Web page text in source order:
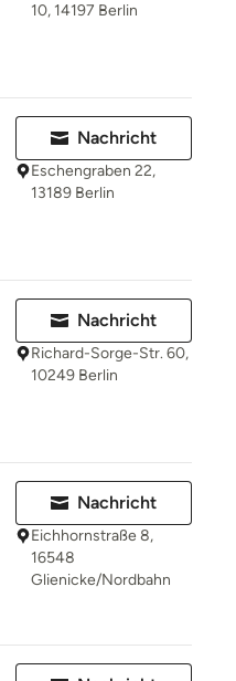
10, 14197 Berlin
Nachricht
Eschengraben 22,
13189 Berlin
Nachricht
Richard-Sorge-Str. 60,
10249 Berlin
Nachricht
Eichhornstraße 8,
16548
Glienicke/Nordbahn